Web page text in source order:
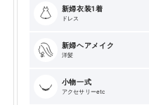
新婦衣装1着
ドレス
新婦ヘアメイク
洋髪
小物一式
アクセサリーetc